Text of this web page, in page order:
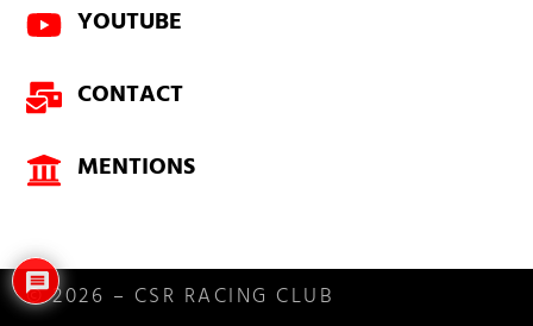
YOUTUBE
CONTACT
MENTIONS
© 2026 – CSR RACING CLUB